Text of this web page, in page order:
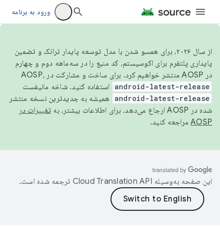
ورود به برنامه
از سال ۲۰۲۶، برای همسو شدن با مدل توسعه پایدار ترانک و تضمین
پایداری پلتفرم برای اکوسیستم، کد منبع را در سه‌ماهه دوم و چهارم
در AOSP منتشر خواهیم کرد. برای ساخت و مشارکت در AOSP،
android-latest-release استفاده کنید. شاخه مانیفست
android-latest-release
همیشه به جدیدترین نسخه منتشر
شده در AOSP ارجاع می‌دهد. برای اطلاعات بیشتر، به
تغییرات در
AOSP مراجعه کنید.
این صفحه به‌وسیله ترجمه شده است.